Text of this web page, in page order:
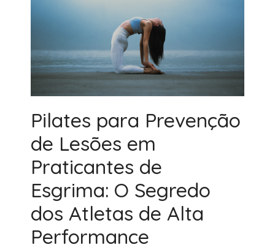
Pilates para Prevenção
de Lesões em
Praticantes de
Esgrima: O Segredo
dos Atletas de Alta
Performance